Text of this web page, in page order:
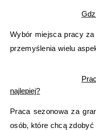
Wybór miejsca pracy
przemyślenia wielu
najlepiej?
Praca sezonowa za
osób, które chcą